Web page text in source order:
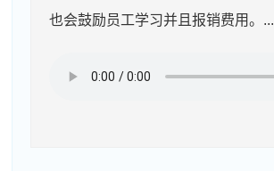
也会鼓励员工学习并且报销费用。...